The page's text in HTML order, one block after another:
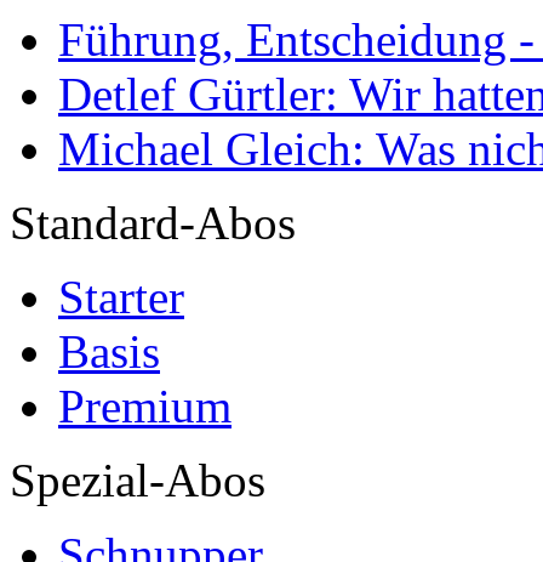
Führung, Entscheidung
Detlef Gürtler: Wir
Michael Gleich: Was
Standard-Abos
Starter
Basis
Premium
Spezial-Abos